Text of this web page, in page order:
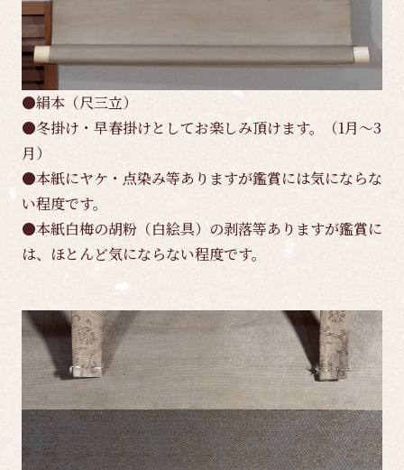
●絹本（尺三立）
●冬掛け・早春掛けとしてお楽しみ頂けます。（1月～3
月）
●本紙にヤケ・点染み等ありますが鑑賞には気にならな
い程度です。
●本紙白梅の胡粉（白絵具）の剥落等ありますが鑑賞に
は、ほとんど気にならない程度です。